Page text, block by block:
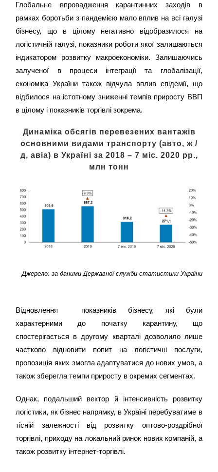
Глобальне впровадження карантинних заходів в
рамках боротьби з пандемією мало вплив на всі галузі
бізнесу, що в цілому негативно відобразилося на
логістичній галузі, показники роботи якої залишаються
індикатором розвитку макроекономіки. Залишаючись
залученої в процеси інтеграції та глобалізації,
економіка України також відчула вплив епідемії, що
відбилося на істотному зниженні темпів приросту ВВП
в цілому і показників торгівлі зокрема.
Динаміка обсягів перевезених вантажів
основними видами транспорту (авто, ж /
д, авіа) в Україні за 2018 – 7 міс. 2020 рр.,
млн тонн
Джерело: за даними Державної служби статистики України
Відновлення показників бізнесу, які були
характерними до початку карантину, що
спостерігається в другому кварталі дозволило лише
частково відновити попит на логістичні послуги,
пропозиція яких змогла адаптуватися до нових умов, а
також зберегла темпи приросту в окремих сегментах.
Однак, подальший вектор й інтенсивність розвитку
логістики, як бізнес напрямку, в Україні перебуватиме в
тісній залежності від розвитку оптово-роздрібної
торгівлі, приходу на локальний ринок нових компаній, а
також розвитку інтернет-торгівлі.